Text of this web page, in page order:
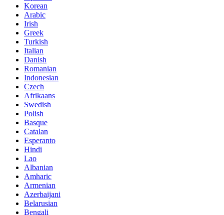
Korean
Arabic
Irish
Greek
Turkish
Italian
Danish
Romanian
Indonesian
Czech
Afrikaans
Swedish
Polish
Basque
Catalan
Esperanto
Hindi
Lao
Albanian
Amharic
Armenian
Azerbaijani
Belarusian
Bengali